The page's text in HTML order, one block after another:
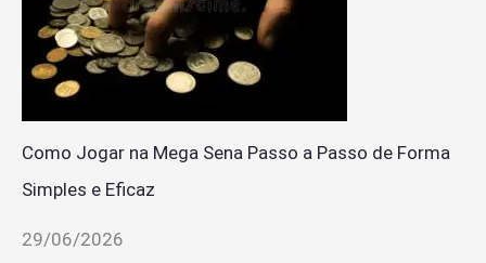
Como Jogar na Mega Sena Passo a Passo de Forma
Simples e Eficaz
29/06/2026